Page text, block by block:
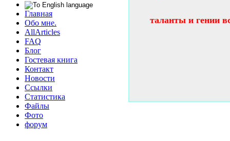
Главная
Обо мне.
AllArticles
FAQ
Блог
Гостевая книга
Контакт
Новости
Ссылки
Статистика
Файлы
Фото
форум
таланты и гении